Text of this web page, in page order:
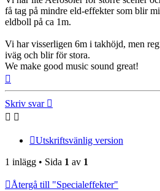
få tag på mindre eld-effekter som blir
eldboll på ca 1m.
Vi har visserligen 6m i takhöjd, men
iväg och blir för stora.
We make good music sound great!
Skriv svar
Utskriftsvänlig version
1 inlägg • Sida 1 av 1
Återgå till "Specialeffekter"